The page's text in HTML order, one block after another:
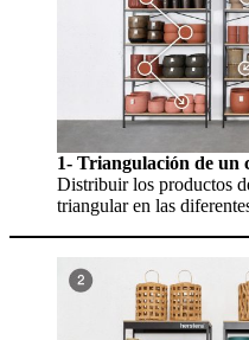
1- Triangulación de un
Distribuir los productos
triangular en las